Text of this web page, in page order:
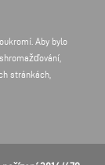
Aby bylo
stránkách,